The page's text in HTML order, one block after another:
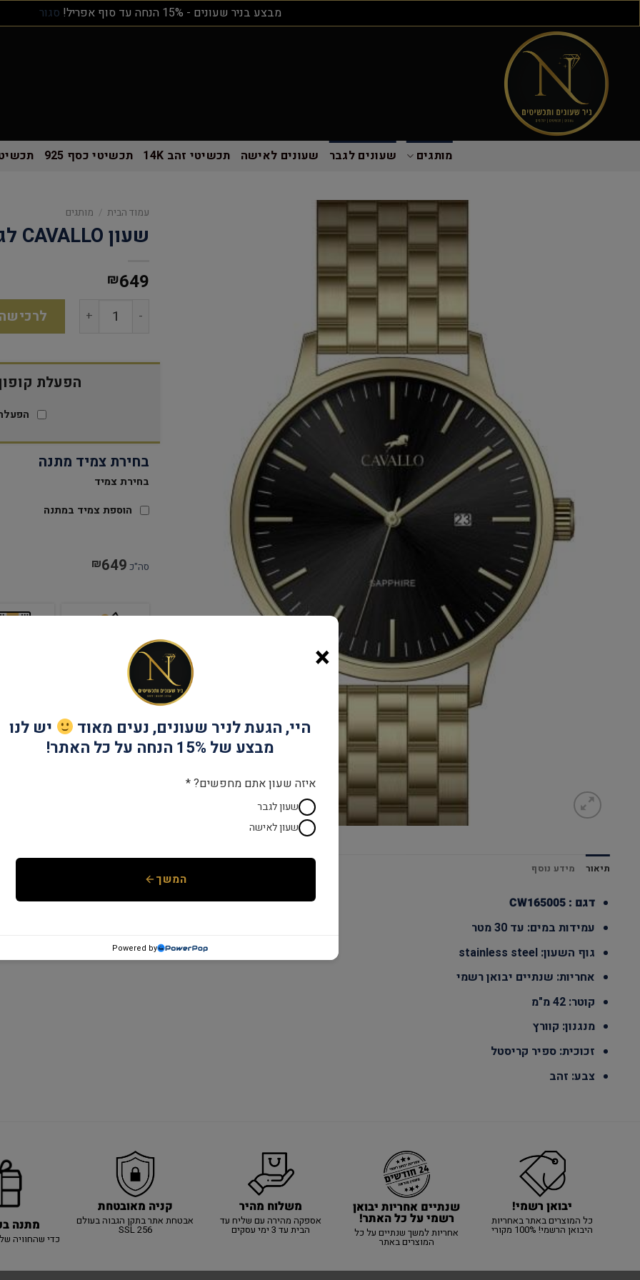
מבצע בניר שעונים - 15% הנחה עד סוף אפריל! סגור
מותגים שעונים לגבר שעונים לאישה תכשיטי זהב 14K תכשיטי כסף 925
עמוד הבית / מותגים
שעון CAVALLO לגבר CW165005
₪649
לרכישה
הפעלת קופון 15%
בחירת צמיד מתנה
בחירת צמיד
הוספת צמיד במתנה
סה"כ ₪649
שנתיים אחריות
קטגוריות: CAVALLO
,מותגים,שעונים
תיאור מידע נוסף
דגם : CW165005
עמידות במים: עד 30 מטר
גוף השעון: stainless steel
אחריות: שנתיים יבואן רשמי
קוטר: 42 מ"מ
מנגנון: קוורץ
זכוכית: ספיר קריסטל
צבע: זהב
יבואן רשמי!
כל המוצרים באתר באחריות
היבואן הרשמי! 100% מקורי
שנתיים אחריות יבואן
רשמי על כל האתר!
אחריות למשך שנתיים על כל
המוצרים באתר
משלוח מהיר
אספקה מהירה עם שליח עד
הבית עד 3 ימי עסקים
קניה מאובטחת
אבטחת אתר בתקן הגבוה בעולם
SSL 256 מתנה
כדי שהחוויה
×
היי, הגעת לניר שעונים, נעים מאוד
יש לנו
מבצע של 15% הנחה על כל האתר!
איזה שעון אתם מחפשים? *
שעון לגבר
שעון לאישה
המשך
Powered by